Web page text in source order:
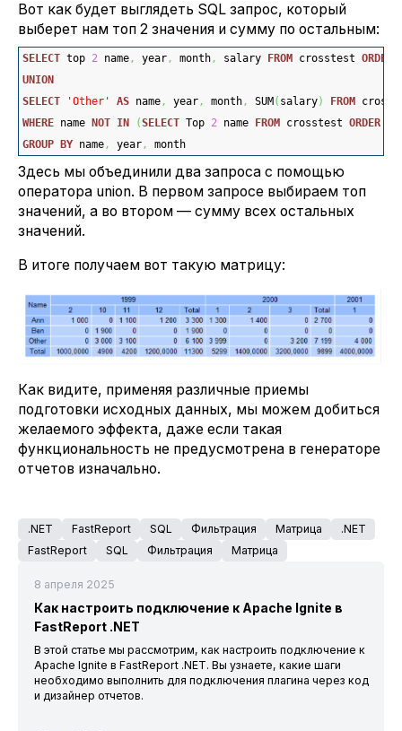
Вот как будет выглядеть SQL запрос, который
выберет нам топ 2 значения и сумму по остальным:
SELECT top 2 name, year, month, salary FROM crosstest ORDER
UNION
SELECT
'Other' AS name, year, month, SUM ( salary) FROM
WHERE name NOT IN (SELECT Top 2 name FROM crosstest ORDER
GROUP
BY name, year, month
Здесь мы объединили два запроса с помощью
оператора union. В первом запросе выбираем топ
значений, а во втором — сумму всех остальных
значений.
В итоге получаем вот такую матрицу:
Как видите, применяя различные приемы
подготовки исходных данных, мы можем добиться
желаемого эффекта, даже если такая
функциональность не предусмотрена в генераторе
отчетов изначально.
.NET FastReport SQL Фильтрация Матрица
.NET
FastReport
SQL Фильтрация Матрица
8 апреля 2025
Как настроить подключение к Apache Ignite в
FastReport .NET
В этой статье мы рассмотрим, как настроить подключение к
Apache Ignite в FastReport .NET. Вы узнаете, какие шаги
необходимо выполнить для подключения плагина через код
и дизайнер отчетов.